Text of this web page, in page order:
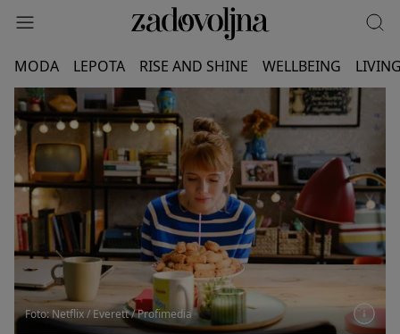
MODA LEPOTA RISE AND SHINE WELLBEING
Foto: Netflix / Everett / Profimedia